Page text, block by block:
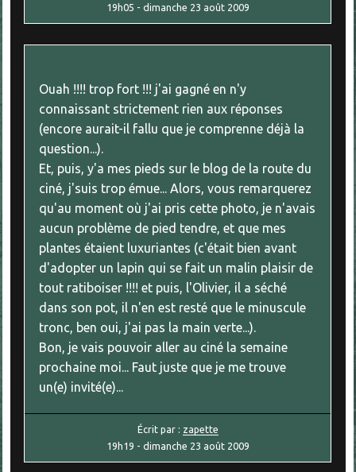
19h05 - dimanche 23 août 2009
Ouah !!!! trop fort !!! j'ai gagné en n'y
connaissant strictement rien aux réponses
(encore aurait-il fallu que je comprenne déjà la
question...).
Et, puis, y'a mes pieds sur le blog de la route du
ciné, j'suis trop émue... Alors, vous remarquerez
qu'au moment où j'ai pris cette photo, je n'avais
aucun problème de pied tendre, et que mes
plantes étaient luxuriantes (c'était bien avant
d'adopter un lapin qui se fait un malin plaisir de
tout ratiboiser !!!! et puis, l'Olivier, il a séché
dans son pot, il n'en est resté que le minuscule
tronc, ben oui, j'ai pas la main verte...).
Bon, je vais pouvoir aller au ciné la semaine
prochaine moi... Faut juste que je me trouve
un(e) invité(e)...
Écrit par : zapette
19h19 - dimanche 23 août 2009